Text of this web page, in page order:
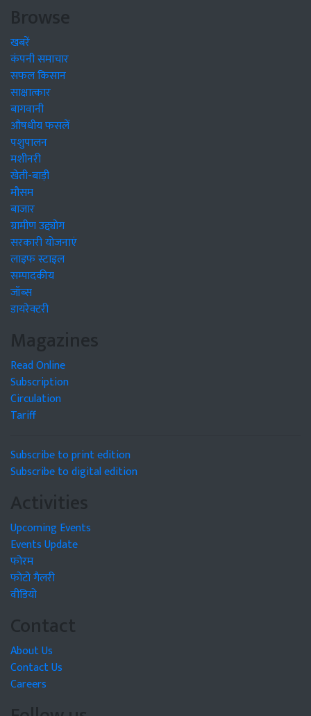
Browse
खबरें
कंपनी समाचार
सफल किसान
साक्षात्कार
बागवानी
औषधीय फसलें
पशुपालन
मशीनरी
खेती-बाड़ी
मौसम
बाजार
ग्रामीण उद्द्योग
सरकारी योजनाएं
लाइफ स्टाइल
सम्पादकीय
जॉब्स
डायरेक्टरी
Magazines
Read Online
Subscription
Circulation
Tariff
Subscribe to print edition
Subscribe to digital edition
Activities
Upcoming Events
Events Update
फोरम
फोटो गैलरी
वीडियो
Contact
About Us
Contact Us
Careers